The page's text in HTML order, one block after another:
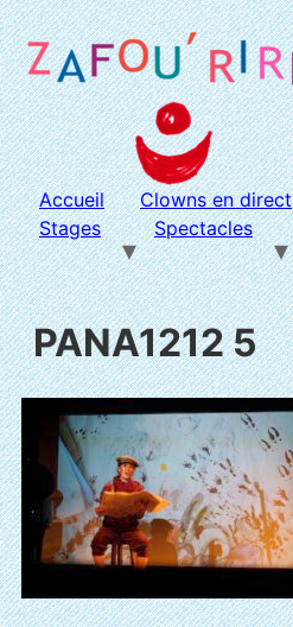
Aller
au
contenu
Accueil Clowns en direct
Stages
Spectacles
PANA1212 5